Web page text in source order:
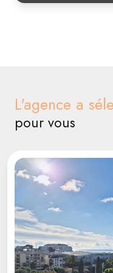
L'agence a
pour vous